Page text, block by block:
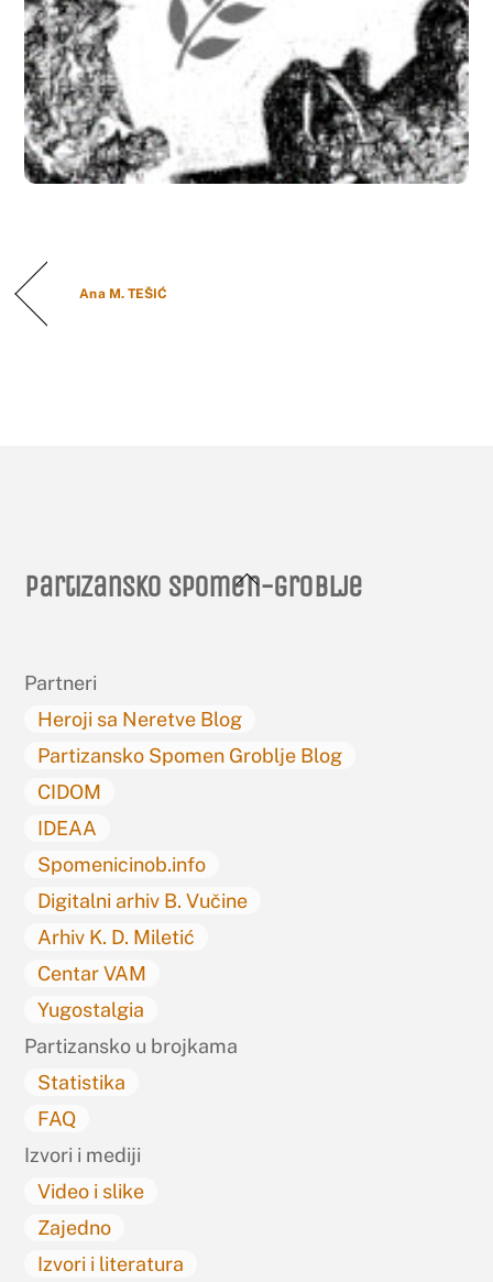
Ana M. TEŠIĆ
Back
Partizansko spomen-groblje
Partneri
Heroji sa Neretve Blog
Partizansko Spomen Groblje Blog
CIDOM
IDEAA
Spomenicinob.info
Digitalni arhiv B. Vučine
Arhiv K. D. Miletić
Centar VAM
Yugostalgia
Partizansko u brojkama
Statistika
FAQ
Izvori i mediji
Video i slike
Zajedno
Izvori i literatura